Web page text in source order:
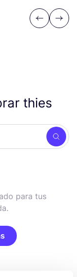
Previous
Next
thies
para tus